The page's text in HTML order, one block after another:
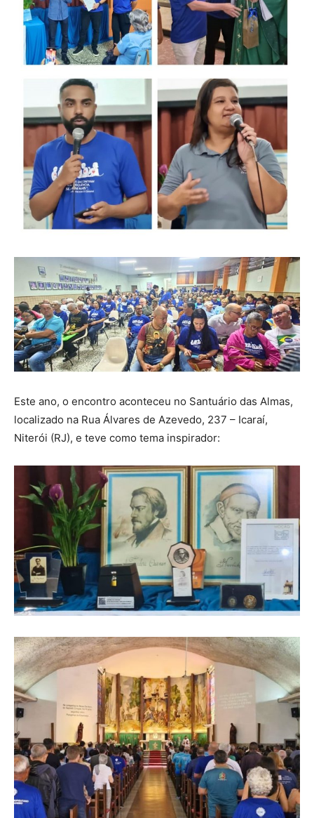
Este ano, o encontro aconteceu no Santuário das Almas,
localizado na Rua Álvares de Azevedo, 237 – Icaraí,
Niterói (RJ), e teve como tema inspirador: